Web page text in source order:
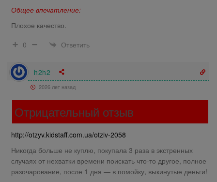
Общее впечатление:
Плохое качество.
0
Ответить
h2h2
2026 лет назад
Отрицательный отзыв
http://otzyv.kidstaff.com.ua/otziv-2058
Никогда больше не куплю, покупала 3 раза в экстренных
случаях от нехватки времени поискать что-то другое, полное
разочарование, после 1 дня — в помойку, выкинутые деньги!